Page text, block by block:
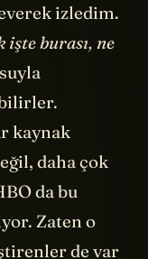
izledim.
işte burası, ne
kaynak
daha çok
da bu
Zaten o